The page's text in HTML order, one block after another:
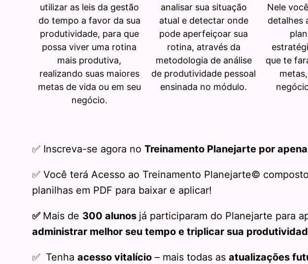
utilizar as leis da gestão
do tempo a favor da sua
produtividade, para que
possa viver uma rotina
mais produtiva,
realizando suas maiores
metas de vida ou em seu
negócio.
analisar sua situação
atual e detectar onde
pode aperfeiçoar sua
rotina, através da
metodologia de análise
de produtividade pessoal
ensinada no módulo.
Nele
detalhes
que te
✅ Inscreva-se agora no Treinamento Planejarte por
✅ Você terá Acesso ao Treinamento Planejarte©
planilhas em PDF para baixar e aplicar!
✅ Mais de 300 alunos já participaram do Planejarte para
administrar melhor seu tempo e triplicar sua
✅ Tenha acesso vitalício – mais todas as atualizações